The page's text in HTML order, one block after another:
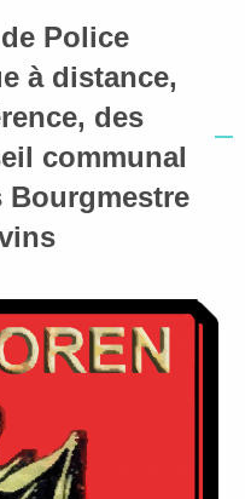
Police
à distance,
des
communal
Bourgmestre